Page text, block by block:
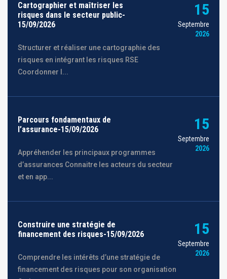
Cartographier et maîtriser les
risques dans le secteur public-
15/09/2026
Structurer et réaliser une cartographie des
risques en intégrant les risques RSE
Coordonner l...
15
Septembre
2026
Parcours fondamentaux de
l’assurance-15/09/2026
Appréhender les principaux programmes
d’assurances Connaitre les acteurs du secteur
et en app...
15
Septembre
2026
Construire une stratégie de
financement des risques-15/09/2026
Comprendre les intérêts d’une stratégie de
financement des risques pour son organisation
15
Septembre
2026